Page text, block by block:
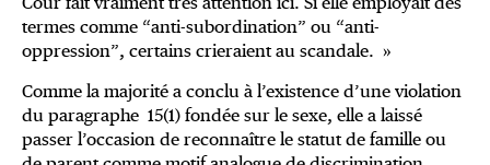
termes comme “anti-subordination” ou “anti-
oppression”, certains crieraient au scandale. »
Comme la majorité a conclu à l’existence d’une violation
du paragraphe 15(1) fondée sur le sexe, elle a laissé
passer l’occasion de reconnaître le statut de famille ou